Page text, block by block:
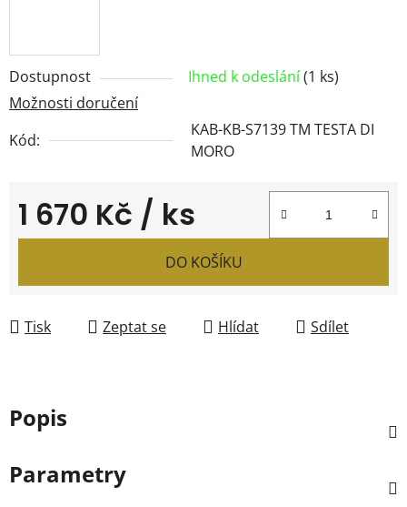
Dostupnost Ihned k odeslání(1 ks)
Možnosti doručení
Kód:
KAB-KB-S7139 TM TESTA DI
MORO
1 670 Kč / ks
Měrná cena:
DO KOŠÍKU
Tisk Zeptat se Hlídat Sdílet
Popis
Parametry